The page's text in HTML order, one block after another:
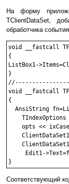
На форму
TClientDataSet,
обработчика
void __fastcall
{
ListBox1-
}
void __fastcall
{
AnsiString
TIndexOptions
opts <<
Edit1-
Соответствующий